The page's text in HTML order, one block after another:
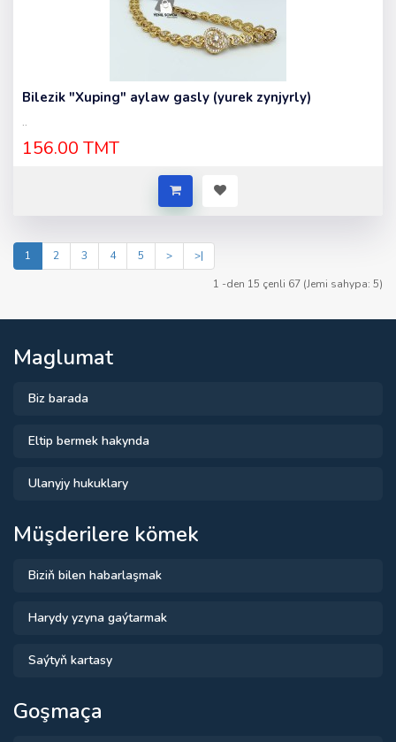
Bilezik "Xuping" aylaw gasly (yurek zynjyrly)
..
156.00 TMT
1 2 3 4 5 >
>|
1 -den 15 çenli 67 (Jemi sahypa: 5)
Maglumat
Biz barada
Eltip bermek hakynda
Ulanyjy hukuklary
Müşderilere kömek
Biziň bilen habarlaşmak
Harydy yzyna gaýtarmak
Saýtyň kartasy
Goşmaça